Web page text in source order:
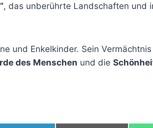
, das unberührte Landschaften und
und Enkelkinder. Sein
des Menschen und die